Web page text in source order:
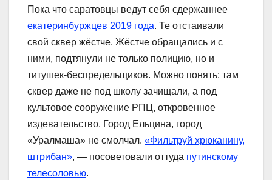
Пока что саратовцы ведут себя сдержаннее
екатеринбуржцев 2019 года. Те отстаивали
свой сквер жёстче. Жёстче обращались и с
ними, подтянули не только полицию, но и
титушек-беспредельщиков. Можно понять: там
сквер даже не под школу зачищали, а под
культовое сооружение РПЦ, откровенное
издевательство. Город Ельцина, город
«Уралмаша» не смолчал. «Фильтруй хрюканину,
штрибан», — посоветовали оттуда путинскому
телесоловью.